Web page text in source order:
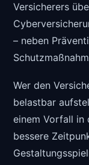
Versicherers
– neben
Wer den
belastbar
einem Vorfall in
bessere